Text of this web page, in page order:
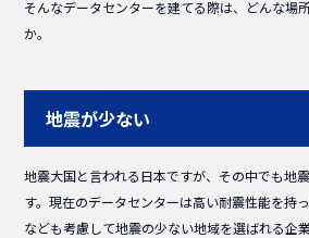
そんなデータセンターを建てる際は、どんな場
か。
地震が少ない
地震大国と言われる日本ですが、その中でも地
す。現在のデータセンターは高い耐震性能を持
なども考慮して地震の少ない地域を選ばれる企